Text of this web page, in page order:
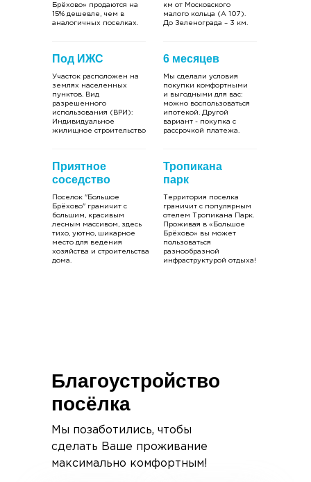
Брёхово» продаются на
15% дешевле, чем в
аналогичных поселках.
км от Московского
малого кольца (А 107).
До Зеленограда – 3 км.
6 месяцев
Мы сделали условия
покупки комфортными
и выгодными для вас:
можно воспользоваться
ипотекой. Другой
вариант - покупка с
рассрочкой платежа.
Под ИЖС
Участок расположен на
землях населенных
пунктов. Вид
разрешенного
использования (ВРИ):
Индивидуальное
жилищное строительство
Приятное
соседство
Поселок "Большое
Брёхово" граничит с
большим, красивым
лесным массивом, здесь
тихо, уютно, шикарное
место для ведения
хозяйства и строительства
дома.
Тропикана
парк
Территория поселка
граничит с популярным
отелем Тропикана Парк.
Проживая в «Большое
Брёхово» вы может
пользоваться
разнообразной
инфраструктурой отдыха!
Благоустройство
посёлка
Мы позаботились, чтобы
сделать Ваше проживание
максимально комфортным!